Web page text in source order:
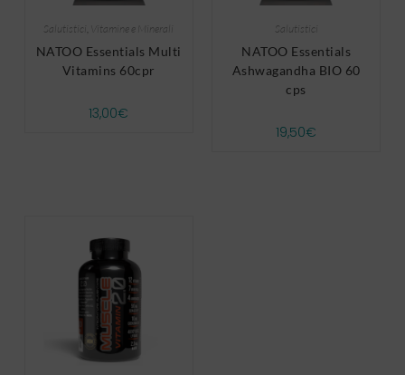
Salutistici Vitamine e Minerali
NATOO Essentials Multi
Vitamins 60cpr
13,00€
Salutistici
NATOO Essentials
Ashwagandha BIO 60
cps
19,50€